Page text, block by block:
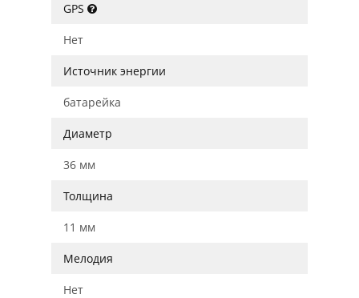
GPS
Нет
Источник энергии
батарейка
Диаметр
36 мм
Толщина
11 мм
Мелодия
Нет